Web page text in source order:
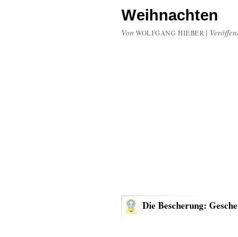
Weihnachten
Von WOLFGANG HIEBER |
Die Bescherung: